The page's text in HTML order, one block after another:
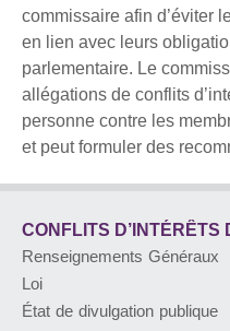
AVIS AU PUBLIC ET
PRESSE
À PROPOS
commissaire afin d’éviter
en lien avec leurs
parlementaire. Le
allégations de conflits
personne contre les
et peut formuler des
CONFLITS D’INTÉRÊTS
Renseignements Généraux
Loi
État de divulgation publique